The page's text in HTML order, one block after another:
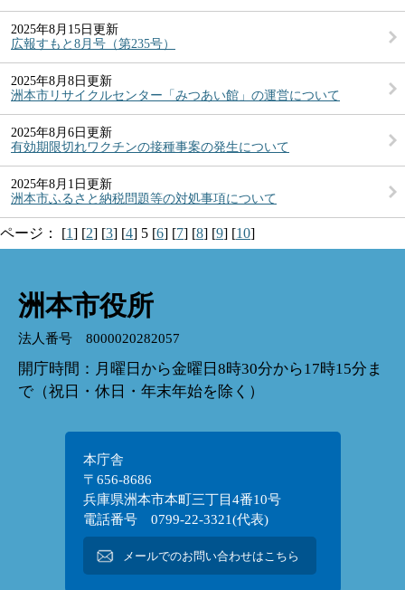
2025年8月15日更新
広報すもと8月号（第235号）
2025年8月8日更新
洲本市リサイクルセンター「みつあい館」の運営について
2025年8月6日更新
有効期限切れワクチンの接種事案の発生について
2025年8月1日更新
洲本市ふるさと納税問題等の対処事項について
ページ： [1] [2] [3] [4] 5 [6] [7] [8] [9] [10]
洲本市役所
法人番号 8000020282057
開庁時間：月曜日から金曜日8時30分から17時15分ま
で（祝日・休日・年末年始を除く）
本庁舎
〒656-8686
兵庫県洲本市本町三丁目4番10号
電話番号 0799-22-3321(代表)
メールでのお問い合わせはこちら